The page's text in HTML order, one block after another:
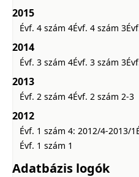
2015
Évf. 4 szám 4Évf. 4 szám 3
2014
Évf. 3 szám 4Évf. 3 szám 3
2013
Évf. 2 szám 4Évf. 2 szám 2-3
2012
Évf. 1 szám 4: 2012/4-2013/1
Évf. 1 szám 1
Adatbázis logók